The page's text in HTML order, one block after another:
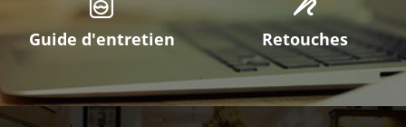
Guide d'entretien Retouches